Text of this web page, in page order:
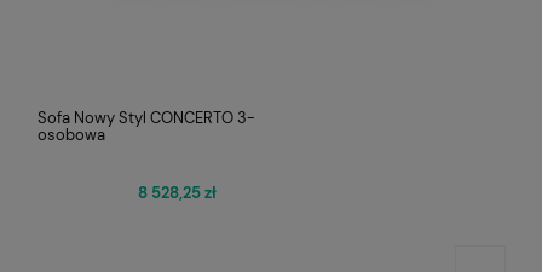
Sofa Nowy Styl CONCERTO 3-
osobowa
8 528,25 zł